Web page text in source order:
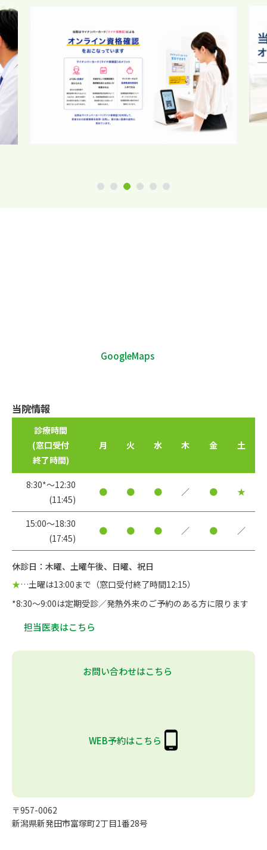
1 2 3 4 5 6
GoogleMaps
当院情報
診療時間
(窓口受付
終了時間)
月 火 水 木 金 土
8:30*〜12:30
(11:45)
● ● ● ／ ● ★
15:00〜18:30
(17:45)
● ● ● ／ ● ／
休診日：木曜、土曜午後、日曜、祝日
★…土曜は13:00まで（窓口受付終了時間12:15）
*8:30～9:00は定期受診／発熱外来のご予約のある方に限ります
担当医表はこちら
お問い合わせはこちら
WEB予約はこちら
〒957-0062
新潟県新発田市富塚町2丁目1番28号